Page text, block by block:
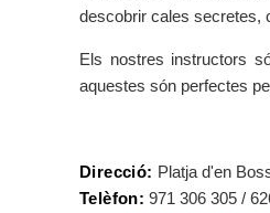
descobrir cales secretes,
Els nostres instructors
aquestes són perfectes
Direcció: Platja d'en
Telèfon: 971 306 305 /